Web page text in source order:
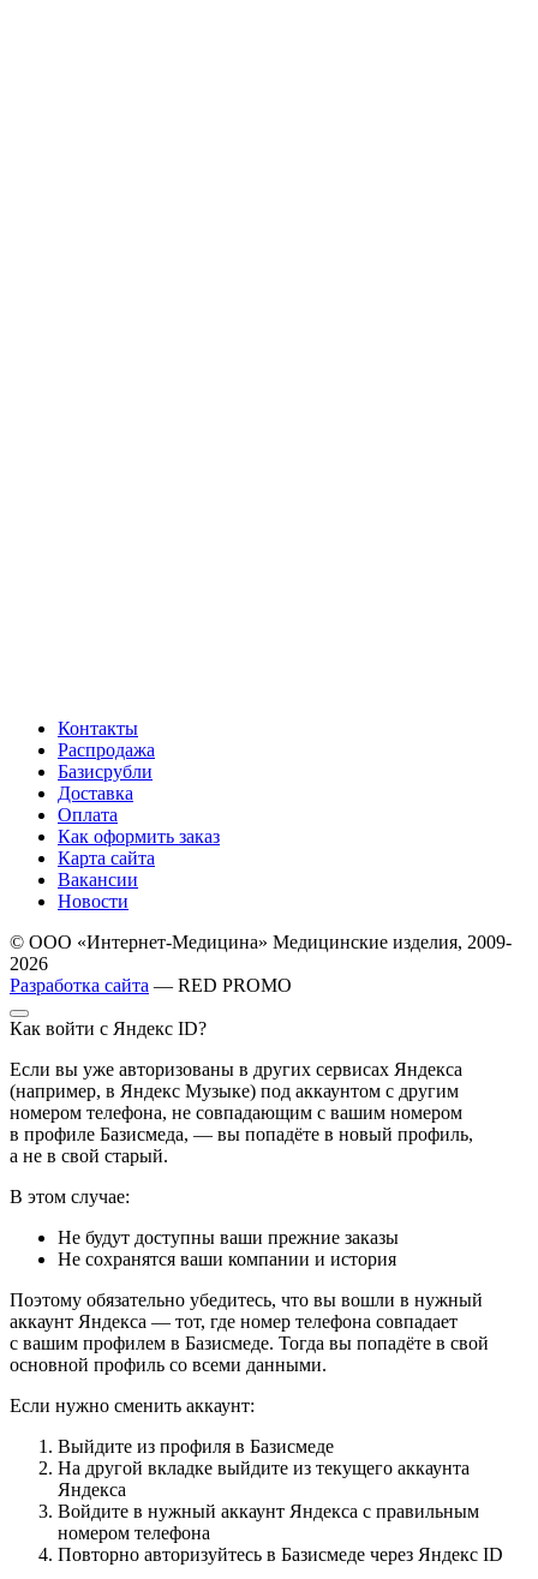
Контакты
Распродажа
Базисрубли
Доставка
Оплата
Как оформить заказ
Карта сайта
Вакансии
Новости
© ООО «Интернет-Медицина» Медицинские изделия, 2009-
2026
Разработка сайта — RED PROMO
Как войти с Яндекс ID?
Если вы уже авторизованы в других сервисах Яндекса
(например, в Яндекс Музыке) под аккаунтом с другим
номером телефона, не совпадающим с вашим номером
в профиле Базисмеда, — вы попадёте в новый профиль,
а не в свой старый.
В этом случае:
Не будут доступны ваши прежние заказы
Не сохранятся ваши компании и история
Поэтому обязательно убедитесь, что вы вошли в нужный
аккаунт Яндекса — тот, где номер телефона совпадает
с вашим профилем в Базисмеде. Тогда вы попадёте в свой
основной профиль со всеми данными.
Если нужно сменить аккаунт:
Выйдите из профиля в Базисмеде
На другой вкладке выйдите из текущего аккаунта
Яндекса
Войдите в нужный аккаунт Яндекса с правильным
номером телефона
Повторно авторизуйтесь в Базисмеде через Яндекс ID